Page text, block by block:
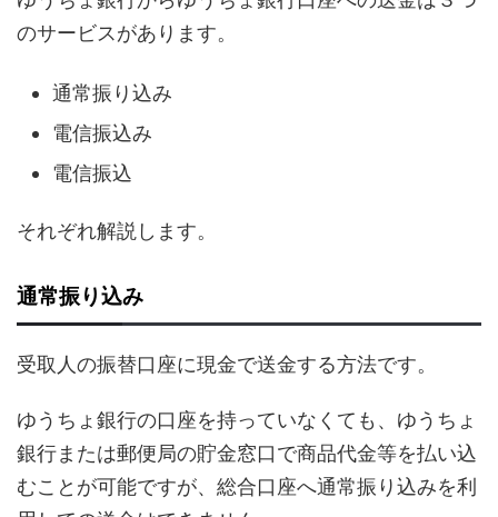
のサービスがあります。
通常振り込み
電信振込み
電信振込
それぞれ解説します。
通常振り込み
受取人の振替口座に現金で送金する方法です。
ゆうちょ銀行の口座を持っていなくても、ゆうちょ
銀行または郵便局の貯金窓口で商品代金等を払い込
むことが可能ですが、総合口座へ通常振り込みを利